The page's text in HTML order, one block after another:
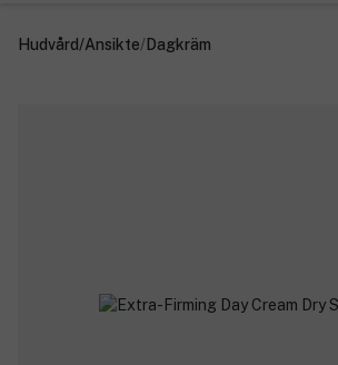
Hudvård/Ansikte/Dagkräm